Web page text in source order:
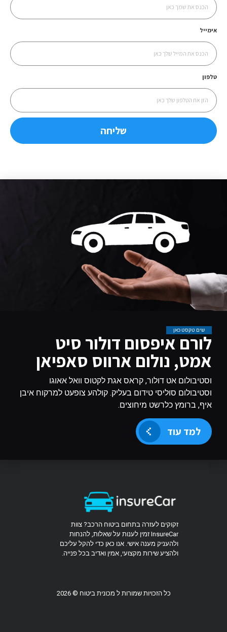
שים טקסט כאן
לורם איפסום דולור סיט
אמט, נולום ארווס סאפיאן
וסטיבולום אט דולור, קראס אגת לקטוס וואל אאוגו
וסטיבולום סוליסי טידום בעליק. קולהע צופעט למרקוח איבן
איף, ברומץ כלרשט מיחוצים.
למד עוד
אימייל
טלפון
שליחה
זקוקים לעזרה בתחום ביטוח הרכב? צוות
InsureCar זמין לענות על שאלות, להנחות
ולהעניק מענה אישי. אנו כאן כדי להקל עליכם
ולהציע שירות מקצועי, אמין ואדיב בכל פנייה.
כל הזכויות שמורות ל מכונית ביטוח © 2026